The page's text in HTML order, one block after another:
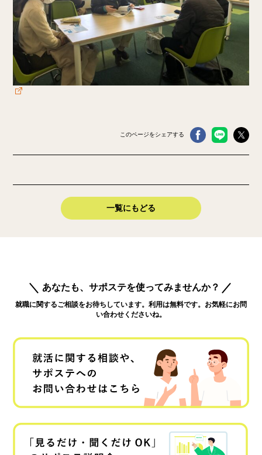
このページをシェアする
一覧にもどる
あなたも、サポステを使ってみませんか？
就職に関するご相談をお待ちしています。利用は無料です。お気軽にお問
い合わせくださいね。